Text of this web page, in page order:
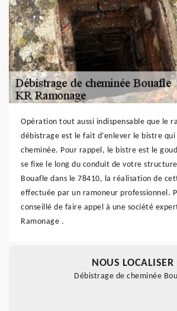
Opération tout aussi indispensable que le
débistrage est le fait d’enlever le bistre qui
cheminée. Pour rappel, le bistre est le
se fixe le long du conduit de votre
Bouafle dans le 78410, la réalisation de
effectuée par un ramoneur professionnel.
conseillé de faire appel à une société
Ramonage .
NOUS LOCALISER
Débistrage de cheminée